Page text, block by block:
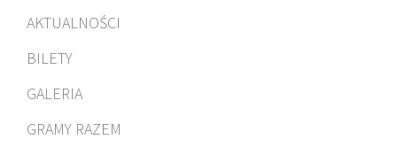
AKTUALNOŚCI
BILETY
GALERIA
GRAMY RAZEM